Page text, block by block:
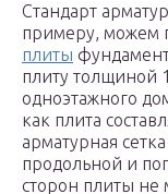
Стандарт
примеру, можем
плиты
плиту толщиной
одноэтажного
как плита
арматурная
продольной и
сторон плиты не